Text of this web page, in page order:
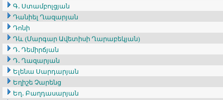
Գ․ Ստամբոլցյան
Դանիել Ղազարյան
Դոնի
Դև (Մարգար Ավետիսի Ղարաբեկյան)
Դ․ Դեմիրճյան
Դ․ Ղազարյան
Ելենա Սարդարյան
Եղիշե Չարենց
Եղ․ Բաղդասարյան